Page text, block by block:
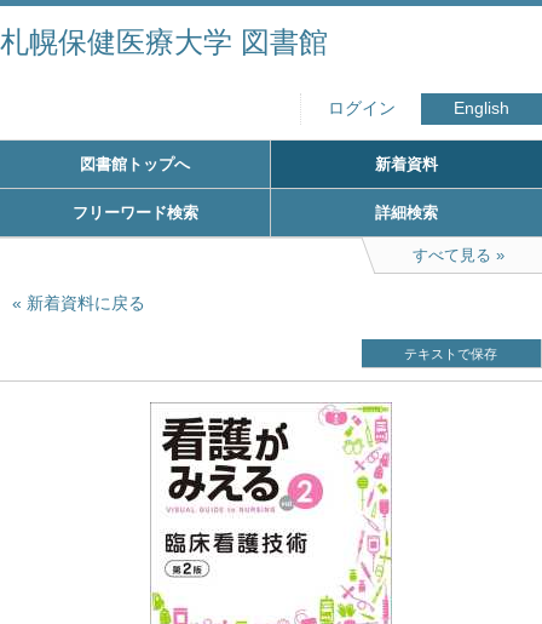
札幌保健医療大学 図書館
ログイン English
図書館トップへ 新着資料
フリーワード検索 詳細検索
すべて見る
新着資料に戻る
テキストで保存